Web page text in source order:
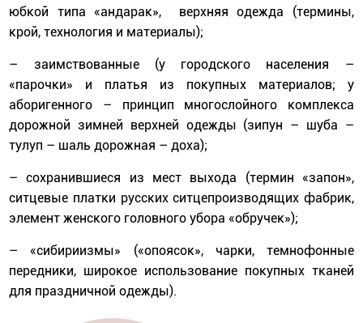
юбкой типа «андарак», верхняя одежда (термины,
крой, технология и материалы);
– заимствованные (у городского населения –
«парочки» и платья из покупных материалов; у
аборигенного – принцип многослойного комплекса
дорожной зимней верхней одежды (зипун – шуба –
тулуп – шаль дорожная – доха);
– сохранившиеся из мест выхода (термин «запон»,
ситцевые платки русских ситцепроизводящих фабрик,
элемент женского головного убора «обручек»);
– «сибириизмы» («опоясок», чарки, темнофонные
передники, широкое использование покупных тканей
для праздничной одежды).